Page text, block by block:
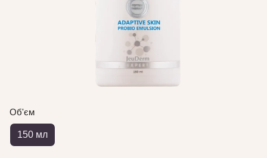
Об'єм
150 мл